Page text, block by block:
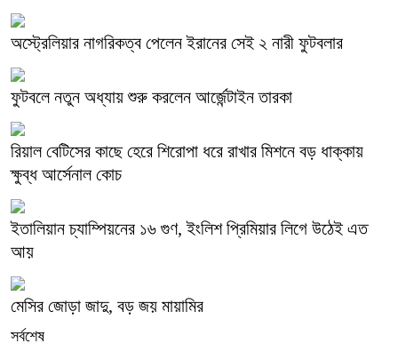
অস্ট্রেলিয়ার নাগরিকত্ব পেলেন ইরানের সেই ২ নারী ফুটবলার
ফুটবলে নতুন অধ্যায় শুরু করলেন আর্জেন্টাইন তারকা
রিয়াল বেটিসের কাছে হেরে শিরোপা ধরে রাখার মিশনে বড় ধাক্কায়
ক্ষুব্ধ আর্সেনাল কোচ
ইতালিয়ান চ্যাম্পিয়নের ১৬ গুণ, ইংলিশ প্রিমিয়ার লিগে উঠেই এত
আয়
মেসির জোড়া জাদু, বড় জয় মায়ামির
সর্বশেষ